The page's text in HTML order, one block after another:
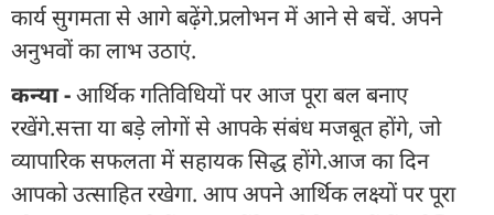
कार्य सुगमता से आगे बढ़ेंगे.प्रलोभन में आने से बचें. अपने
अनुभवों का लाभ उठाएं.
कन्या -आर्थिक गतिविधियों पर आज पूरा बल बनाए
रखेंगे.सत्ता या बड़े लोगों से आपके संबंध मजबूत होंगे, जो
व्यापारिक सफलता में सहायक सिद्ध होंगे.आज का दिन
आपको उत्साहित रखेगा. आप अपने आर्थिक लक्ष्यों पर पूरा